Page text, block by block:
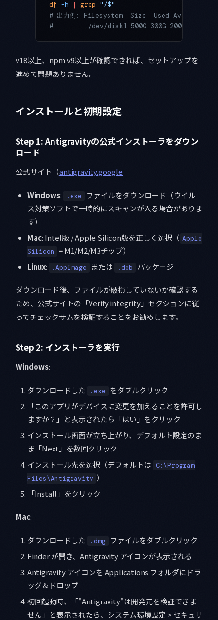
df -h | grep "/$"
# 出力例: Filesystem  Size  Used Avail  Use%
#         /dev/disk1 500G 300G 200G   60% /
v18以上、npm v9以上が確認できれば、セットアップを
進めて問題ありません。
インストールと初期設定
Step 1: Antigravityの公式インストーラをダウン
ロード
公式サイト（antigravity.google
Windows: .exe
ファイルをダウンロード（ウイル
ス対策ソフトで一時的にスキャンが入る場合がありま
す）
Mac: Intel版 / Apple Silicon版を正しく選択（ Apple
Silicon
= M1/M2/M3チップ）
Linux: .AppImage または .deb パッケージ
ダウンロード後、ファイルが破損していないか確認する
ため、公式サイトの「Verify integrity」セクションに従
ってチェックサムを検証することをお勧めします。
Step 2: インストーラを実行
Windows:
ダウンロードした .exe
をダブルクリック
「このアプリがデバイスに変更を加えることを許可し
ますか？」と表示されたら「はい」をクリック
インストール画面が立ち上がり、デフォルト設定のま
ま「Next」を数回クリック
インストール先を選択（デフォルトは C:\Program
Files\Antigravity ）
「Install」をクリック
Mac:
ダウンロードした .dmg
ファイルをダブルクリック
Finder が開き、Antigravity アイコンが表示される
Antigravity アイコンを Applications フォルダにドラ
ッグ＆ドロップ
初回起動時、「"Antigravity"は開発元を検証できま
せん」と表示されたら、システム環境設定 > セキュリ